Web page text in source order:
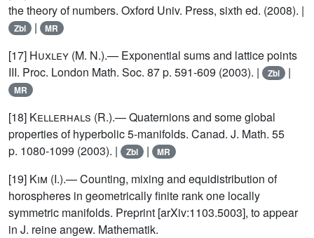
the theory of numbers. Oxford Univ. Press, sixth ed. (2008). |
Zbl | MR
[17] Huxley (M. N.).— Exponential sums and lattice points
III. Proc. London Math. Soc. 87 p. 591-609 (2003). |
Zbl |
MR
[18] Kellerhals (R.).— Quaternions and some global
properties of hyperbolic 5-manifolds. Canad. J. Math. 55
p. 1080-1099 (2003). |
Zbl | MR
[19] Kim (I.).— Counting, mixing and equidistribution of
horospheres in geometrically finite rank one locally
symmetric manifolds. Preprint [arXiv:1103.5003], to appear
in J. reine angew. Mathematik.